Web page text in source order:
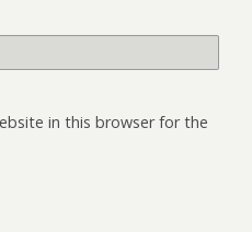
in this browser for the